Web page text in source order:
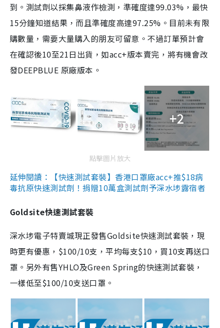
到。測試劑以採集鼻液作檢測，準確度達99.03%，最快
15分鐘知道結果，而且準確度高達97.25%。目前未有限
購數量，需要大量購入的朋友可留意。不過訂單預計會
在確認後10至21日出貨，如acc+版本賣完，將有機會改
發DEEPBLUE 原廠版本。
+2
點擊圖片放大
延伸閱讀：【快速測試套裝】香港口罩廠acc+推$18病
毒抗原快速測試劑！捐贈10萬盒測試劑予深水埗露宿者
Goldsite快速測試套裝
深水埗電子特賣城現正發售Goldsite快速測試套裝，現
時更有優惠，$100/10支，平均每支$10，買10支再送口
罩。另外有售YHLO及Green Spring的快速測試套裝，
一樣低至$100/10支送口罩。